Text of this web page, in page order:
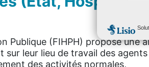
Publique (FIHPH) propose une
leur lieu de travail des agents
des activités normales,